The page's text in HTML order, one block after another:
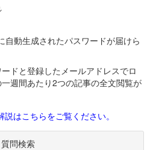
自動生成されたパスワードが届けら
ドと登録したメールアドレスでロ
週間あたり2つの記事の全文閲覧が
はこちらをご覧ください。
質問検索